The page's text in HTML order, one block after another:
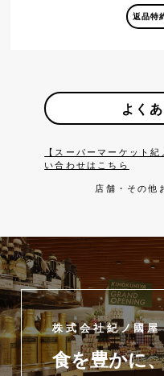
返品特
よく
【スーパーマーケット
い合わせはこちら
店舗・その他
株式会社紀ノ國屋
食を豊かに